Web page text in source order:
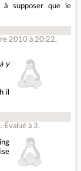
supposer que le
2010 à 20:22.
y
il
. Évalué à 3.